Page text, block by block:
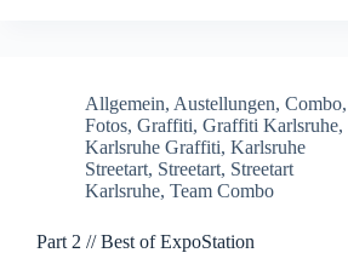
Allgemein, Austellungen, Combo,
Fotos, Graffiti, Graffiti Karlsruhe,
Karlsruhe Graffiti, Karlsruhe
Streetart, Streetart, Streetart
Karlsruhe, Team Combo
Part 2 // Best of ExpoStation